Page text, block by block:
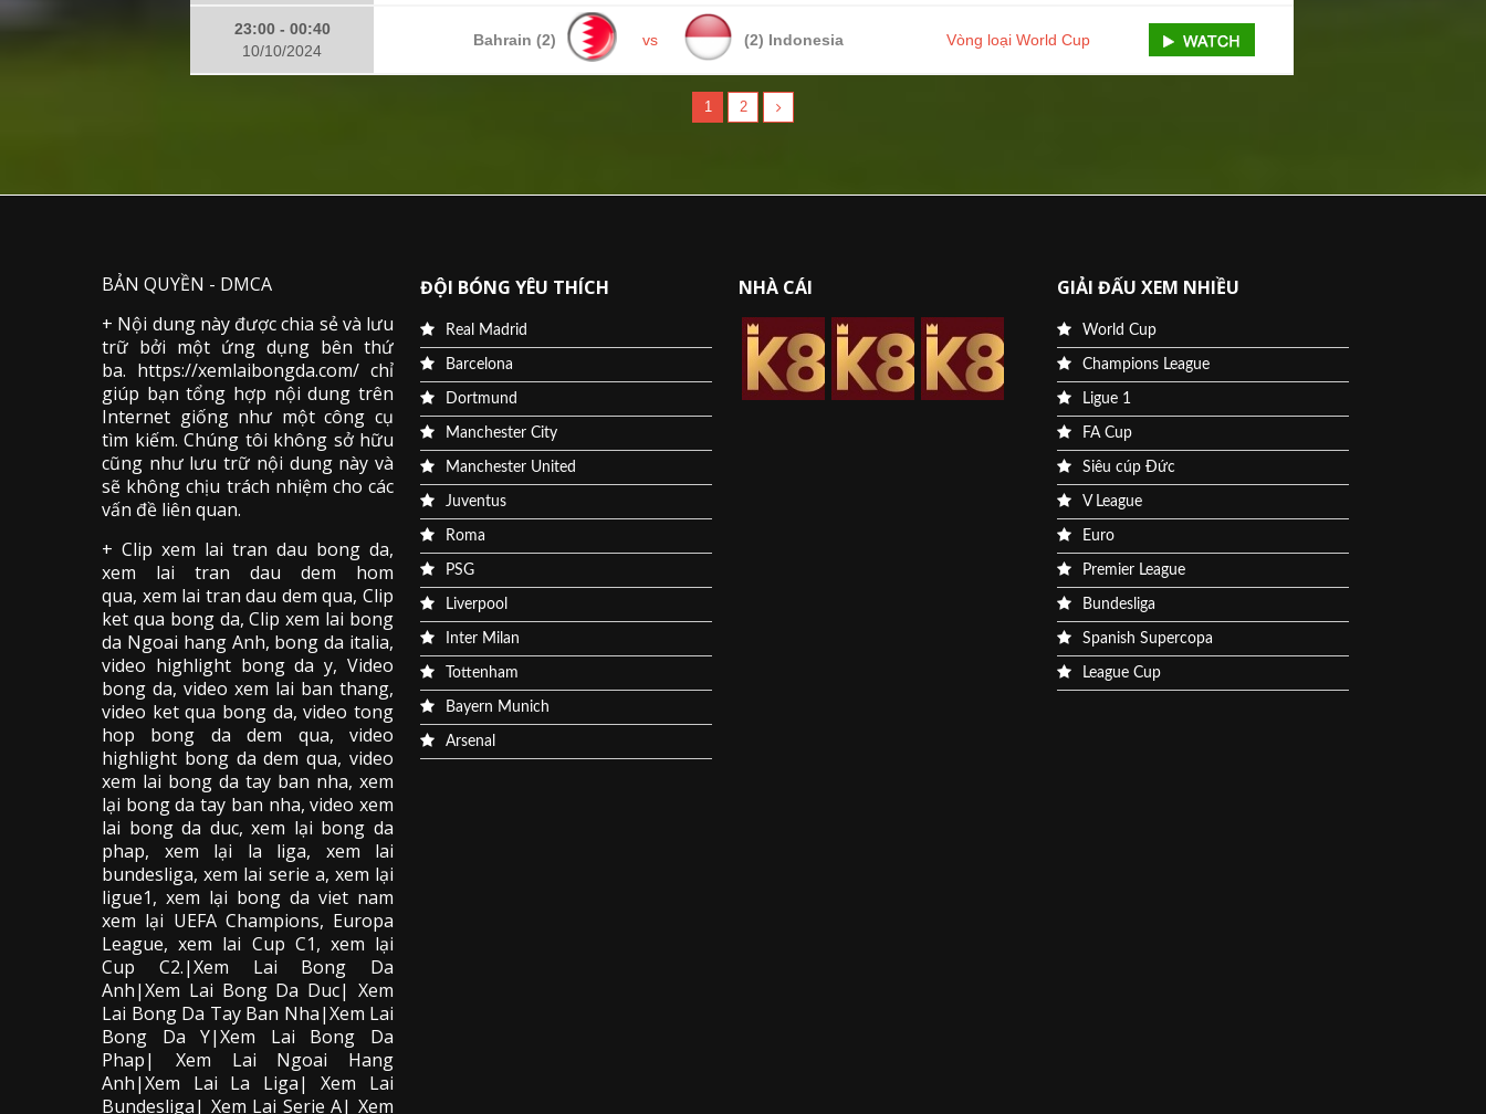
23:00 - 00:40
10/10/2024
Bahrain (2) vs (2) Indonesia Vòng loại World Cup
1 2
BẢN QUYỀN - DMCA
+ Nội dung này được chia sẻ và lưu
trữ bởi một ứng dụng bên thứ
ba. https://xemlaibongda.com/ chỉ
giúp bạn tổng hợp nội dung trên
Internet giống như một công cụ
tìm kiếm. Chúng tôi không sở hữu
cũng như lưu trữ nội dung này và
sẽ không chịu trách nhiệm cho các
vấn đề liên quan.
+ Clip xem lai tran dau bong da,
xem lai tran dau dem hom
qua, xem lai tran dau dem qua, Clip
ket qua bong da, Clip xem lai bong
da Ngoai hang Anh, bong da italia,
video highlight bong da y, Video
bong da, video xem lai ban thang,
video ket qua bong da, video tong
hop bong da dem qua, video
highlight bong da dem qua,video
xem lai bong da tay ban nha, xem
lại bong da tay ban nha,video xem
lai bong da duc, xem lại bong da
phap, xem lại la liga, xem lai
bundesliga, xem lai serie a, xem lại
ligue1, xem lại bong da viet nam
xem lại UEFA Champions, Europa
League, xem lai Cup C1, xem lại
Cup C2.|Xem Lai Bong Da
Anh|Xem Lai Bong Da Duc| Xem
Lai Bong Da Tay Ban Nha|Xem Lai
Bong Da Y|Xem Lai Bong Da
Phap| Xem Lai Ngoai Hang
Anh|Xem Lai La Liga| Xem Lai
Bundesliga| Xem Lai Serie A| Xem
ĐỘI BÓNG YÊU THÍCH
Real Madrid
Barcelona
Dortmund
Manchester City
Manchester United
Juventus
Roma
PSG
Liverpool
Inter Milan
Tottenham
Bayern Munich
Arsenal
NHÀ CÁI GIẢI ĐẤU XEM NHIỀU
World Cup
Champions League
Ligue 1
FA Cup
Siêu cúp Đức
V League
Euro
Premier League
Bundesliga
Spanish Supercopa
League Cup